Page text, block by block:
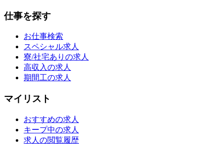
仕事を探す
お仕事検索
スペシャル求人
寮/社宅ありの求人
高収入の求人
期間工の求人
マイリスト
おすすめの求人
キープ中の求人
求人の閲覧履歴